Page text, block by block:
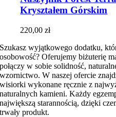
Kryształem Górskim
220,00zł
Szukasz wyjątkowego dodatku,
osobowość? Oferujemy biżuterię
połączy w sobie solidność,
wzornictwo. W naszej ofercie
wisiorki wykonane ręcznie z
naturalnych kamieni. Każdy
największą starannością, dzięki
trwały produkt.